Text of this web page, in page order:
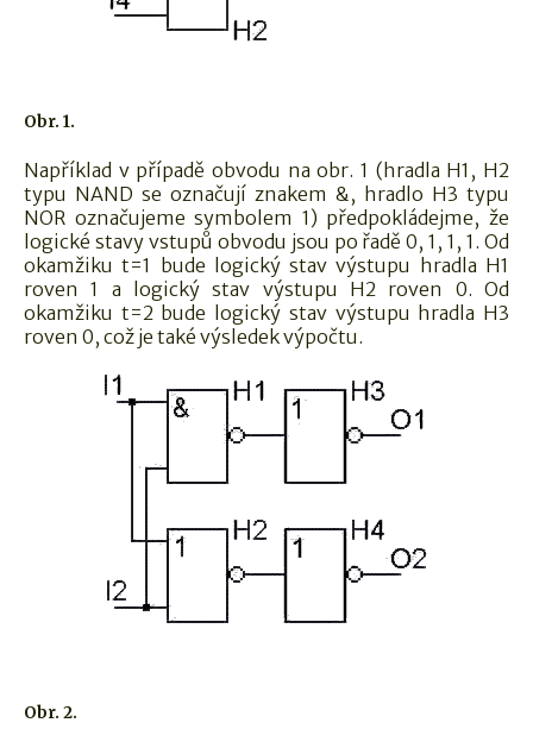
Obr. 1.
Například v případě obvodu na obr. 1 (hradla H1, H2
typu NAND se označují znakem &, hradlo H3 typu
NOR označujeme symbolem 1) předpokládejme, že
logické stavy vstupů obvodu jsou po řadě 0, 1, 1, 1. Od
okamžiku t=1 bude logický stav výstupu hradla H1
roven 1 a logický stav výstupu H2 roven 0. Od
okamžiku t=2 bude logický stav výstupu hradla H3
roven 0, což je také výsledek výpočtu.
Obr. 2.